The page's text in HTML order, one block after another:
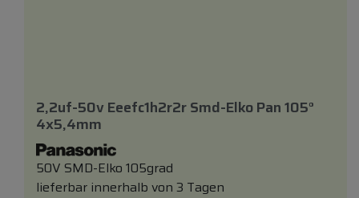
2,2uf-50v Eeefc1h2r2r Smd-Elko Pan 105°
4x5,4mm
50V SMD-Elko 105grad
lieferbar innerhalb von 3 Tagen